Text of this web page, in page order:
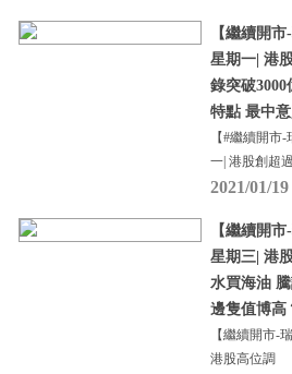
【繼續開
星期一| 港
錄突破
特點 最中
【#繼續開市
一| 港股創超過
2021/01/19
【繼續開
星期三| 港
水買海油
邊隻值博高
【繼續開市-
港股高位調